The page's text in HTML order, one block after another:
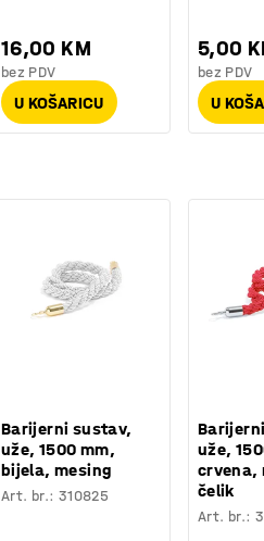
16,00 KM
bez PDV
U KOŠARICU
5,00
bez PDV
U
Barijerni sustav,
uže, 1500 mm,
bijela, mesing
Art. br.: 310825
uže,
crvena,
čelik
Art. br.: